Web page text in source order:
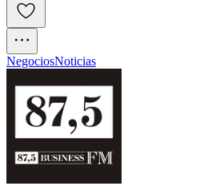
NegociosNoticias